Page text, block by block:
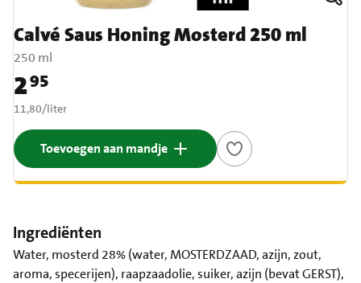
Calvé Saus Honing Mosterd 250 ml
250 ml
Prijs: € 2,95
295
€ 11,80 per liter
11,80/liter
Toevoegen aan mandje
Ingrediënten
Water, mosterd 28% (water, MOSTERDZAAD, azijn, zout,
aroma, specerijen), raapzaadolie, suiker, azijn (bevat GERST),